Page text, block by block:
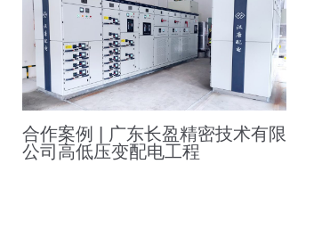
合作案例 | 广东长盈精密技术有限
公司高低压变配电工程